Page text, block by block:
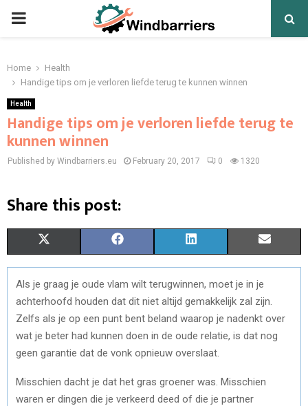
PRIMARY
Home
Health
Handige tips om je verloren liefde terug te kunnen winnen
Health
Handige tips om je verloren liefde terug te
kunnen winnen
Published by Windbarriers.eu February 20, 2017 0 1320
Share this post:
H
A
R
E
N
(
T
W
I
H
A
R
E
N
A
C
E
B
H
A
R
E
N
I
N
K
E
H
R
E
M
I
L
Als je graag je oude vlam wilt terugwinnen, moet je in je
achterhoofd houden dat dit niet altijd gemakkelijk zal zijn.
Zelfs als je op een punt bent beland waarop je nadenkt over
wat je beter had kunnen doen in de oude relatie, is dat nog
geen garantie dat de vonk opnieuw overslaat.
Misschien dacht je dat het gras groener was. Misschien
waren er dingen die je verkeerd deed of die je partner